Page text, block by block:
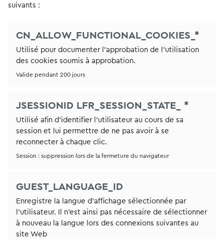
suivants :
CN_ALLOW_FUNCTIONAL_COOKIES_*
Utilisé pour documenter l'approbation de l'utilisation
des cookies soumis à approbation.
Valide pendant 200 jours
JSESSIONID LFR_SESSION_STATE_ *
Utilisé afin d'identifier l'utilisateur au cours de sa
session et lui permettre de ne pas avoir à se
reconnecter à chaque clic.
Session : suppression lors de la fermeture du navigateur
GUEST_LANGUAGE_ID
Enregistre la langue d'affichage sélectionnée par
l'utilisateur. Il n'est ainsi pas nécessaire de sélectionner
à nouveau la langue lors des connexions suivantes au
site Web